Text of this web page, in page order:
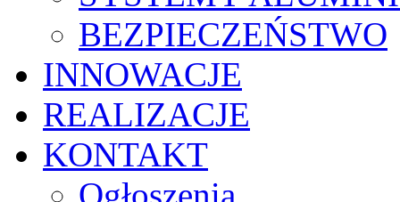
BEZPIECZEŃSTWO
INNOWACJE
REALIZACJE
KONTAKT